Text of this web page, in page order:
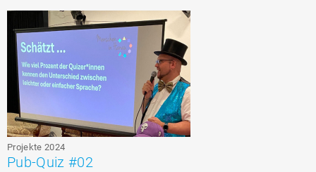
Projekte 2024
Pub-Quiz #02